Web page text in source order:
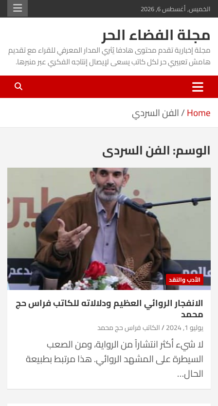
Skip
to
content
الخميس, أغسطس 6, 2026
مجلة الفضاء الحر
مجلة إخبارية تقدم محتوى هادفا يُثري المدار المعرفي للقراء مع تقديم
هامش تعبيري حر لكل كاتب يسعى لإيصال إنتاجه الفكري عبر منبرها.
Home الفن السردي
الوسم:الفن السردي
الأدب والنقد
الانفجار الروائي العظيم ودلالاته للكاتب فراس حج
محمد
يوليو 1, 2024 الكاتب فراس حج محمد
لا شيء أكثر انتشاراً من الرواية، ومن الصعب
السيطرة على المشهد الروائي. هذا مرتبط بطبيعة
الحال…